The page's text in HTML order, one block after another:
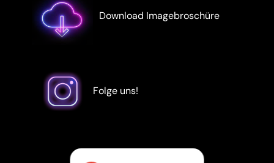
Download Imagebroschüre
Folge uns!